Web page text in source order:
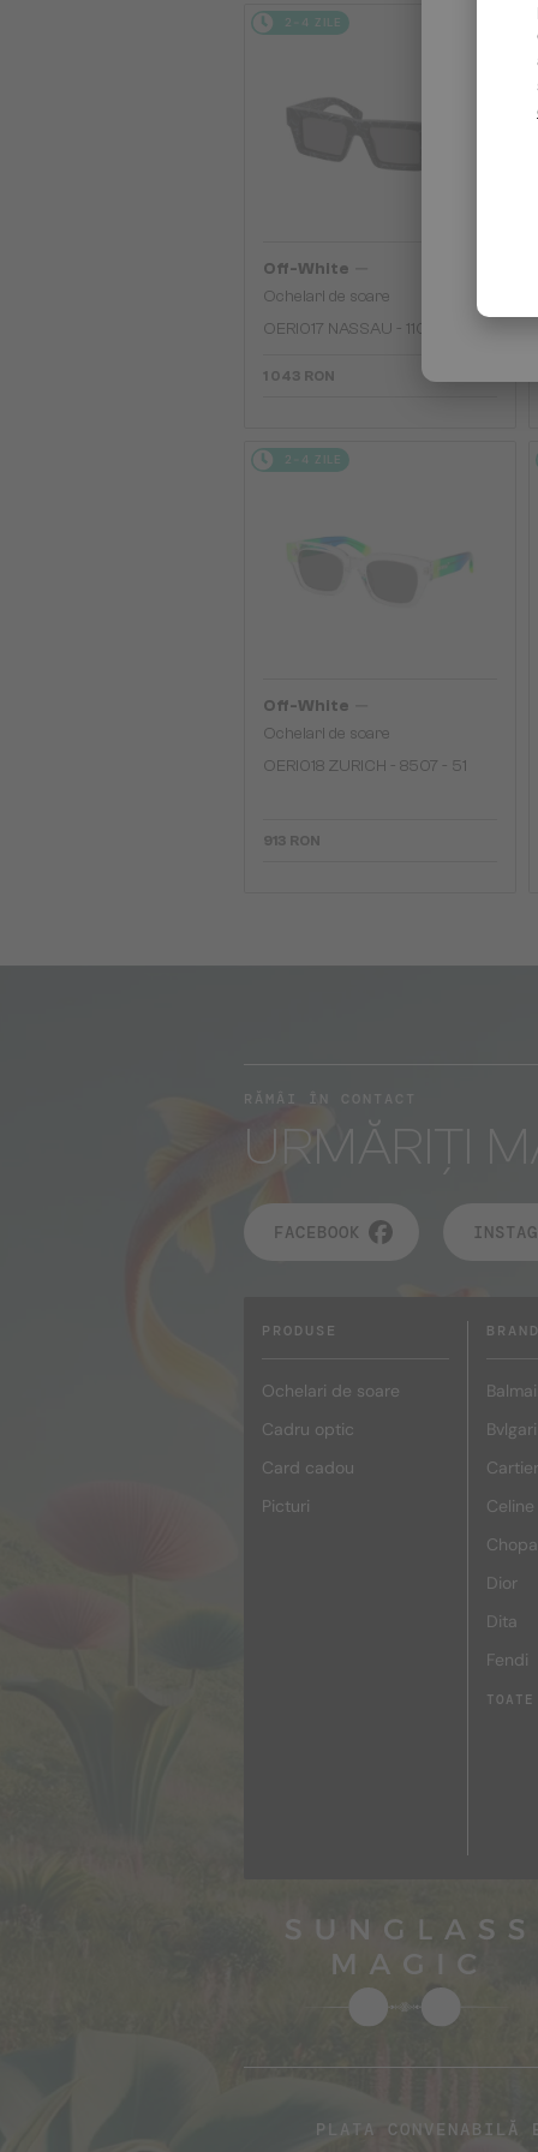
2-4 ZILE
Off-White
Ochelari de soare
OERI017 NASSAU - 1107 - 51
1 043 RON
2-4 ZILE
Off-White
Ochelari de soare
OERI018 ZURICH - 8507 - 51
913 RON
RĂMÂI ÎN CONTACT
URMĂRIȚI
FACEBOOK
PRODUSE
Ochelari de soare
Cadru optic
Card cadou
Picturi
Bvlgari
Cartier
Celine
Dior
Dita
Fendi
PLATA